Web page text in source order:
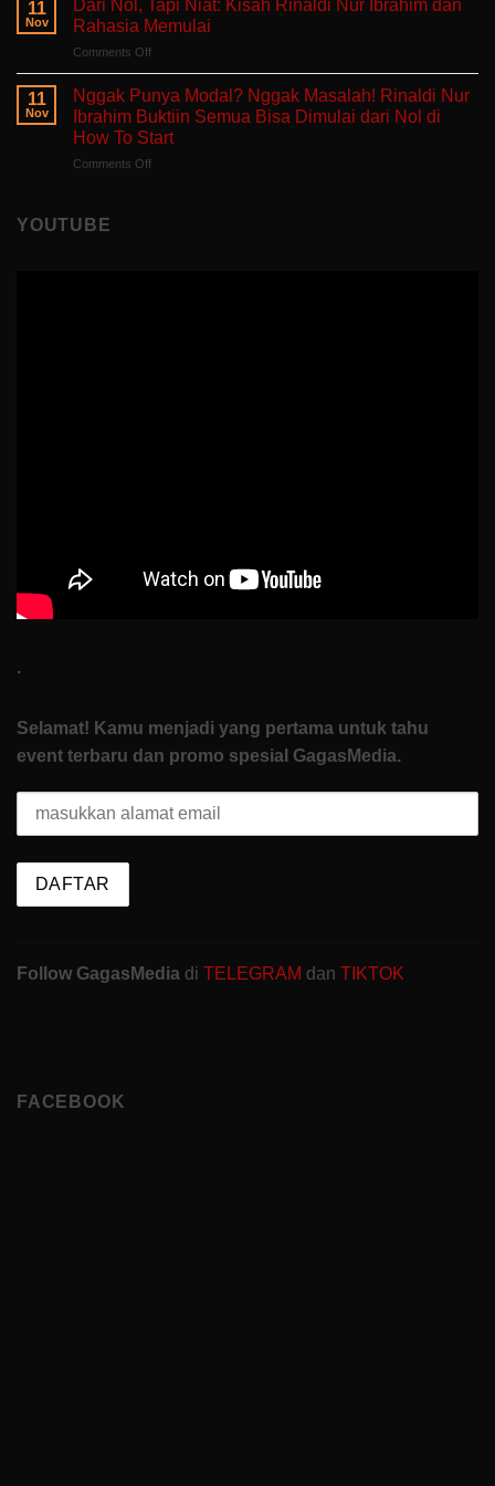
Berjuang
Healing
ke
Diri
Sendiri
Takut
Salah:
Apa
yang
Ditemukan
Fitria
Saat
Mengajar
di
11
Nov
Dari Nol, Tapi Niat: Kisah Rinaldi Nur Ibrahim dan
Rahasia Memulai
Comments Offon
Tapi
Niat:
Kisah
Rinaldi
11
Nov
Nggak Punya Modal? Nggak Masalah! Rinaldi Nur
Ibrahim Buktiin Semua Bisa Dimulai dari Nol di
How To Start
Comments Offon
YOUTUBE
.
Selamat! Kamu menjadi yang pertama untuk tahu
event terbaru dan promo spesial GagasMedia.
Follow GagasMedia di TELEGRAM dan TIKTOK
FACEBOOK